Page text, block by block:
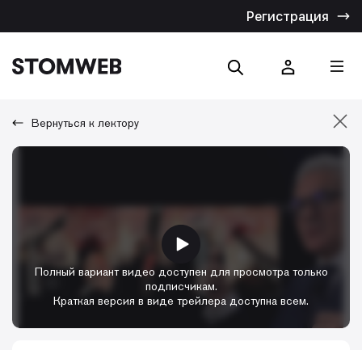
Регистрация
Вернуться к лектору
Полный вариант видео доступен для просмотра только
подписчикам.
Краткая версия в виде трейлера доступна всем.
Отмена